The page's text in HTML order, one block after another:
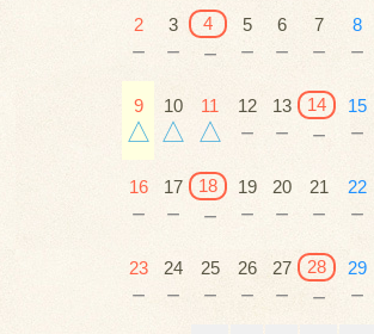
2
－
3
－
4
－
5
－
6
－
7
－
8
－
9
△
10
△
11
△
12
－
13
－
14
－
15
－
16
－
17
－
18
－
19
－
20
－
21
－
22
－
23
－
24
－
25
－
26
－
27
－
28
－
29
－